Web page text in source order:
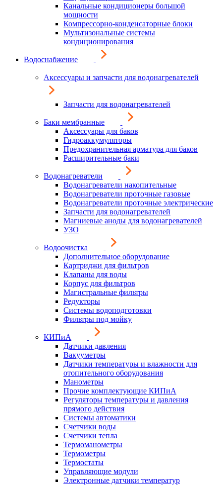
Канальные кондиционеры большой
мощности
Компрессорно-конденсаторные блоки
Мультизональные системы
кондиционирования
Водоснабжение
Аксессуары и запчасти для водонагревателей
Запчасти для водонагревателей
Баки мембранные
Аксессуары для баков
Гидроаккумуляторы
Предохранительная арматура для баков
Расширительные баки
Водонагреватели
Водонагреватели накопительные
Водонагреватели проточные газовые
Водонагреватели проточные электрические
Запчасти для водонагревателей
Магниевые аноды для водонагревателей
УЗО
Водоочистка
Дополнительное оборудование
Картриджи для фильтров
Клапаны для воды
Корпус для фильтров
Магистральные фильтры
Редукторы
Системы водоподготовки
Фильтры под мойку
КИПиА
Датчики давления
Вакууметры
Датчики температуры и влажности для
отопительного оборудования
Манометры
Прочие комплектующие КИПиА
Регуляторы температуры и давления
прямого действия
Системы автоматики
Счетчики воды
Счетчики тепла
Термоманометры
Термометры
Термостаты
Управляющие модули
Электронные датчики температур